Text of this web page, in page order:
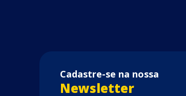
Cadastre-se na nossa
Newsletter